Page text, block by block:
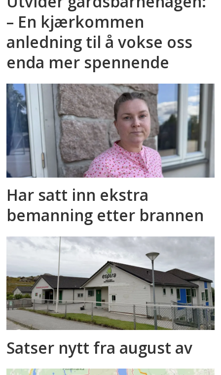
– En kjærkommen
anledning til å vokse oss
enda mer spennende
Har satt inn ekstra
bemanning etter brannen
Satser nytt fra august av